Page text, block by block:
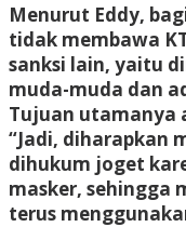
Menurut Eddy,
tidak membawa
sanksi lain, yaitu
muda-muda dan
Tujuan utamanya
“Jadi, diharapkan
dihukum joget
masker, sehingga
terus